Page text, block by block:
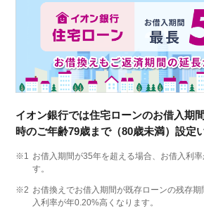
イオン銀行では住宅ローンのお借入期
時のご年齢79歳まで（80歳未満）設定
※1 お借入期間が35年を超える場合、お借入利
す。
※2 お借換えでお借入期間が既存ローンの残存
入利率が年0.20%高くなります。